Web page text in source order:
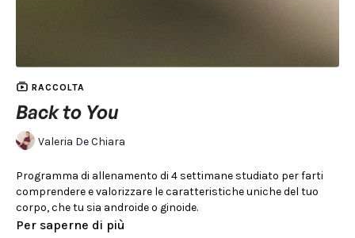
RACCOLTA
Back to You
Valeria De Chiara
Programma di allenamento di 4 settimane studiato per farti
comprendere e valorizzare le caratteristiche uniche del tuo
corpo, che tu sia androide o ginoide.
Per saperne di più